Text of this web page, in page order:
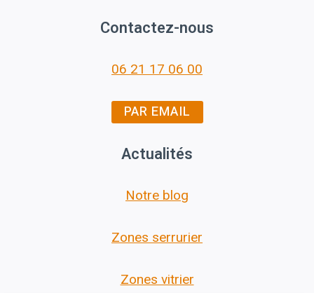
Contactez-nous
06 21 17 06 00
PAR EMAIL
Actualités
Notre blog
Zones serrurier
Zones vitrier